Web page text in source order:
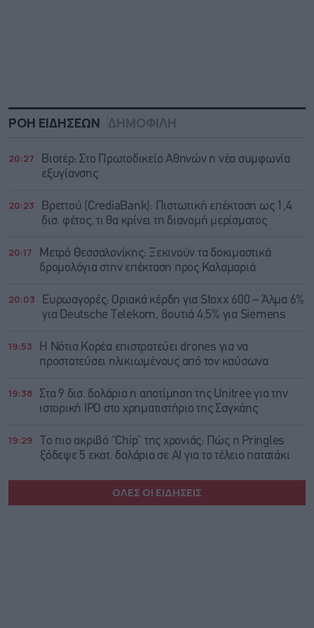
ΡΟΗ ΕΙΔΗΣΕΩΝ ΔΗΜΟΦΙΛΗ
20:27
Βιοτέρ: Στο Πρωτοδικείο Αθηνών η νέα συμφωνία
εξυγίανσης
20:23
Βρεττού (CrediaBank): Πιστωτική επέκταση ως 1,4
δισ. φέτος, τι θα κρίνει τη διανομή μερίσματος
20:17
Μετρό Θεσσαλονίκης: Ξεκινούν τα δοκιμαστικά
δρομολόγια στην επέκταση προς Καλαμαριά
20:03
Ευρωαγορές: Οριακά κέρδη για Stoxx 600 – Άλμα 6%
για Deutsche Telekom, βουτιά 4,5% για Siemens
19:53
Η Νότια Κορέα επιστρατεύει drones για να
προστατεύσει ηλικιωμένους από τον καύσωνα
19:38
Στα 9 δισ. δολάρια η αποτίμηση της Unitree για την
ιστορική IPO στο χρηματιστήριο της Σαγκάης
19:29
Το πιο ακριβό “Chip” της χρονιάς: Πώς η Pringles
ξόδεψε 5 εκατ. δολάρια σε AI για το τέλειο πατατάκι
ΟΛΕΣ ΟΙ ΕΙΔΗΣΕΙΣ